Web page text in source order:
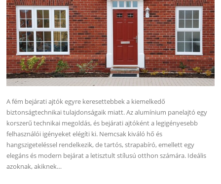
A fém bejárati ajtók egyre keresettebbek a kiemelkedő
biztonságtechnikai tulajdonságaik miatt. Az alumínium panelajtó egy
korszerű technikai megoldás, és bejárati ajtóként a legigényesebb
felhasználói igényeket elégíti ki. Nemcsak kiváló hő és
hangszigeteléssel rendelkezik, de tartós, strapabíró, emellett egy
elegáns és modern bejárat a letisztult stílusú otthon számára. Ideális
azoknak, akiknek…